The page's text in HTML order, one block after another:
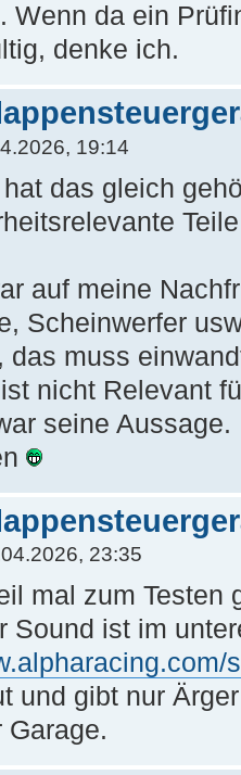
Wenn da ein
denke ich.
19:14
das gleich
auf meine
Scheinwerfer
das muss
nicht Relevant
seine
23:35
mal zum Testen
Sound ist im
und gibt nur
Garage.